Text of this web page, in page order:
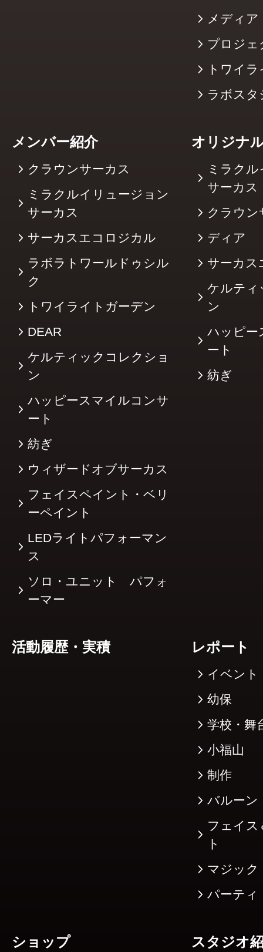
メディア
プロジェ
トワイ
ラボスタ
メンバー紹介
クラウンサーカス
ミラクルイリュージョン
サーカス
サーカスエコロジカル
ラボラトワールドゥシル
ク
トワイライトガーデン
DEAR
ケルティックコレクショ
ン
ハッピースマイルコンサ
ート
紡ぎ
ウィザードオブサーカス
フェイスペイント・ベリ
ーペイント
LEDライトパフォーマン
ス
ソロ・ユニット パフォ
ーマー
オリジナ
ミラク
サーカ
クラウン
ディア
サーカス
ケルティ
ン
ハッピー
ート
紡ぎ
活動履歴・実積 レポート
イベント
幼保
学校・舞
小福山
制作
バルーン
フェイス
ト
マジック
パーティ
ショップ スタジオ